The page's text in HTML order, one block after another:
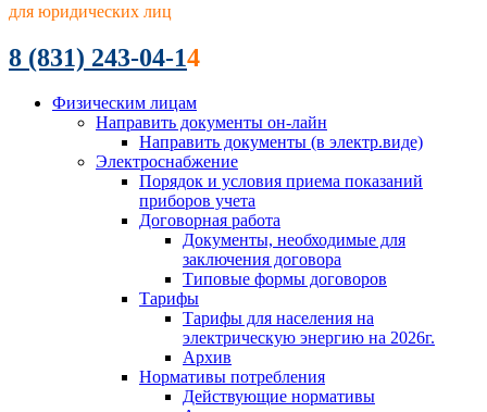
для юридических лиц
8 (831) 243-04-14
Физическим лицам
Направить документы он-лайн
Направить документы (в электр.виде)
Электроснабжение
Порядок и условия приема показаний
приборов учета
Договорная работа
Документы, необходимые для
заключения договора
Типовые формы договоров
Тарифы
Тарифы для населения на
электрическую энергию на 2026г.
Архив
Нормативы потребления
Действующие нормативы